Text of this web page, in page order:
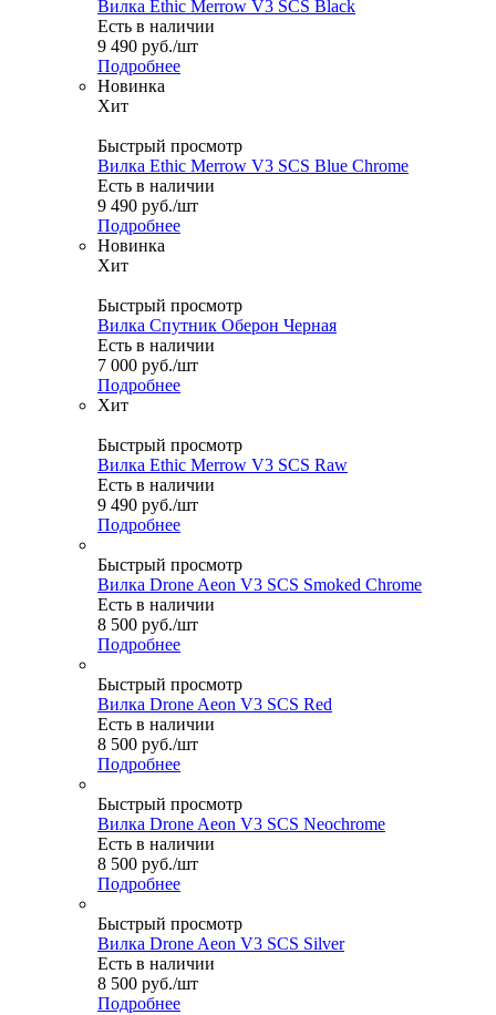
Вилка Ethic Merrow V3 SCS Black
Есть в наличии
9 490 руб./шт
Подробнее
Новинка
Хит
Быстрый просмотр
Вилка Ethic Merrow V3 SCS Blue Chrome
Есть в наличии
9 490 руб./шт
Подробнее
Новинка
Хит
Быстрый просмотр
Вилка Спутник Оберон Черная
Есть в наличии
7 000 руб./шт
Подробнее
Хит
Быстрый просмотр
Вилка Ethic Merrow V3 SCS Raw
Есть в наличии
9 490 руб./шт
Подробнее
Быстрый просмотр
Вилка Drone Aeon V3 SCS Smoked Chrome
Есть в наличии
8 500 руб./шт
Подробнее
Быстрый просмотр
Вилка Drone Aeon V3 SCS Red
Есть в наличии
8 500 руб./шт
Подробнее
Быстрый просмотр
Вилка Drone Aeon V3 SCS Neochrome
Есть в наличии
8 500 руб./шт
Подробнее
Быстрый просмотр
Вилка Drone Aeon V3 SCS Silver
Есть в наличии
8 500 руб./шт
Подробнее